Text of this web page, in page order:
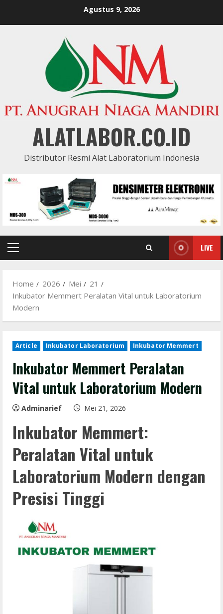
Agustus 9, 2026
ALATLABOR.CO.ID
Distributor Resmi Alat Laboratorium Indonesia
Primary
LIVE
Home 2026 Mei
21
Inkubator Memmert Peralatan Vital untuk Laboratorium
Modern
Article Inkubator Laboratorium Inkubator Memmert
Inkubator Memmert Peralatan
Vital untuk Laboratorium Modern
Adminarief Mei 21, 2026
Inkubator Memmert:
Peralatan Vital untuk
Laboratorium Modern dengan
Presisi Tinggi